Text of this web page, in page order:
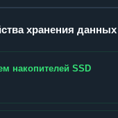
хранения данных
накопителей SSD